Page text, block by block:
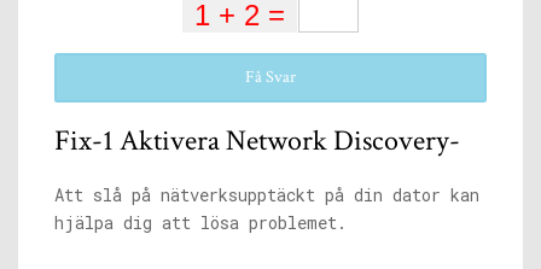
Få Svar
Fix-1 Aktivera Network Discovery-
Att slå på nätverksupptäckt på din dator kan
hjälpa dig att lösa problemet.